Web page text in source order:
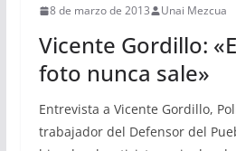
8 de marzo de 2013 Unai Mezcua
Vicente Gordillo:
foto nunca sale»
Entrevista a Vicente Gordillo,
trabajador del Defensor del